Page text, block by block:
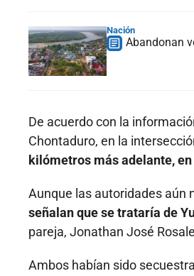
Nación
Abandonan
De acuerdo con la
Chontaduro, en la
kilómetros más adelante,
Aunque las autoridades aún
señalan que se trataría de
pareja, Jonathan José
Ambos habían sido